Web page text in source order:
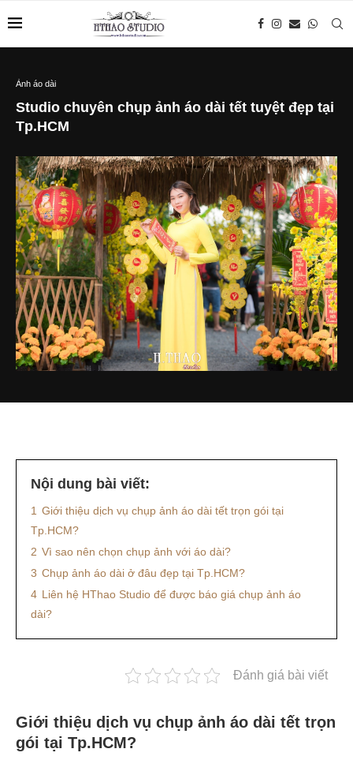
Ảnh áo dài
Studio chuyên chụp ảnh áo dài tết tuyệt đẹp tại
Tp.HCM
Nội dung bài viết:
1 Giới thiệu dịch vụ chụp ảnh áo dài tết trọn gói tại
Tp.HCM?
2 Vì sao nên chọn chụp ảnh với áo dài?
3 Chụp ảnh áo dài ở đâu đẹp tại Tp.HCM?
4 Liên hệ HThao Studio để được báo giá chụp ảnh áo
dài?
Đánh giá bài viết
Giới thiệu dịch vụ chụp ảnh áo dài tết trọn
gói tại Tp.HCM?